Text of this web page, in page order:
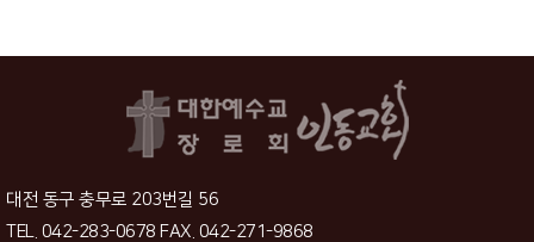
대전 동구 충무로 203번길 56
TEL. 042-283-0678 FAX. 042-271-9868